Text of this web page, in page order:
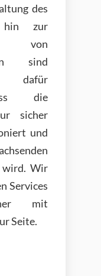
des
hin zur
von
sind
dafür
die
sicher
und
wird. Wir
Services
mit
Seite.